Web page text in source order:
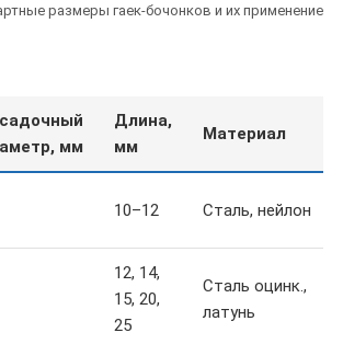
размеры гаек-бочонков и их применение
мм
Длина,
мм
Материал
10–12 Сталь, нейлон
12, 14,
15, 20,
25
Сталь оцинк.,
латунь